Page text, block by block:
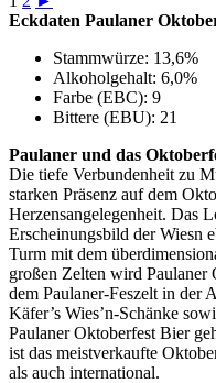
Eckdaten Paulaner
Stammwürze: 13,6%
Alkoholgehalt: 6,0%
Farbe (EBC): 9
Bittere (EBU): 21
Paulaner und das
Die tiefe Verbundenheit zu
starken Präsenz auf dem
Herzensangelegenheit. Das
Erscheinungsbild der Wiesn
Turm mit dem
großen Zelten wird Paulaner
dem Paulaner-Feszelt in der
Käfer’s Wies’n-Schänke
Paulaner Oktoberfest Bier
ist das meistverkaufte
als auch international.